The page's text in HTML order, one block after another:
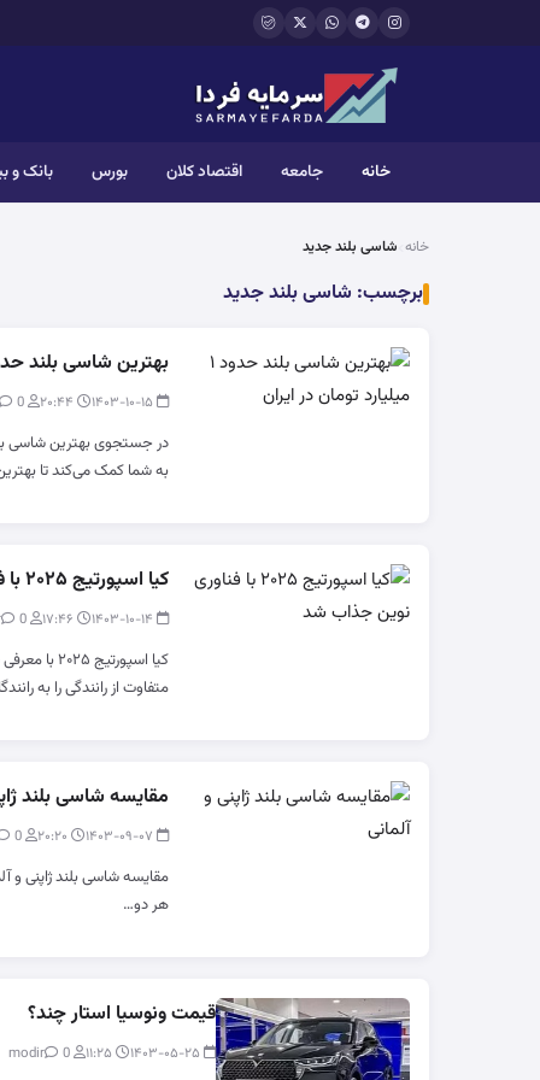
رفتن به محتوای اصلی
خانه جامعه اقتصاد کلان بورس بانک و
خانه شاسی بلند جدید
برچسب: شاسی بلند جدید
بهترین شاسی بلند حدود ۱ میلیارد تومان در
0
در جستجوی بهترین شاسی
به شما کمک می‌کند تا
کیا اسپورتیج ۲۰۲۵ با فناوری نوین جذاب شد
0
کیا
متفاوت از رانندگی را به
مقایسه شاسی بلند
0
هر دو…
قیمت ونوسیا استار چند؟
modir
0